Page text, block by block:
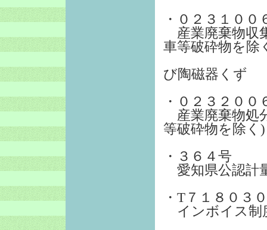
・０２３１００
産業廃棄物収
車等破砕物を除
び陶磁器くず
・０２３２００
産業廃棄物処
等破砕物を除く)
・３６４号
愛知県公認計
・T７１８０３
インボイス制